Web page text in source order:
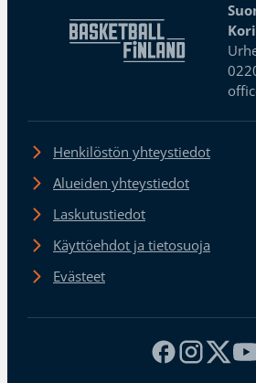
Henkilöstön yhteystiedot
Alueiden yhteystiedot
Laskutustiedot
Käyttöehdot ja tietosuoja
Evästeet